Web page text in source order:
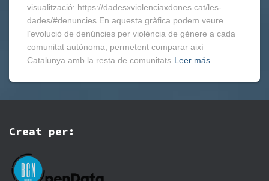
visualització: https://dadesxviolenciaxdones.cat/les-
dades/#denuncies En aquesta gràfica podem veure
l’evolució de denúncies per violència de gènere a cada
comunitat autònoma, permetent comparar així
Catalunya amb la resta de comunitats Leer más
Creat per: